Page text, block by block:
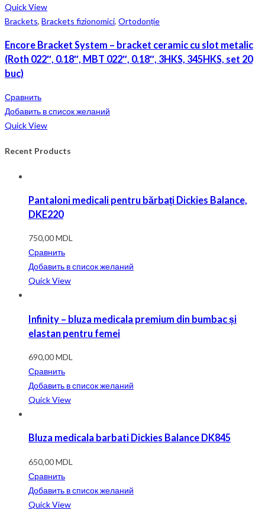
Quick View
Brackets, Brackets fizionomici, Ortodonție
Encore Bracket System – bracket ceramic cu slot metalic
(Roth 022″, 0.18″, MBT 022″, 0.18″, 3HKS, 345HKS, set 20
buc)
Сравнить
Добавить в список желаний
Quick View
Recent Products
Pantaloni medicali pentru bărbați Dickies Balance,
DKE220
750,00MDL
Сравнить
Добавить в список желаний
Quick View
Infinity – bluza medicala premium din bumbac și
elastan pentru femei
690,00MDL
Сравнить
Добавить в список желаний
Quick View
Bluza medicala barbati Dickies Balance DK845
650,00MDL
Сравнить
Добавить в список желаний
Quick View